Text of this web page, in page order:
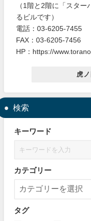
（1階と2階に「スタ
るビルです）
電話：03-6205-7455
FAX：03-6205-7456
HP：https://
虎
検索
キーワード
カテゴリー
タグ